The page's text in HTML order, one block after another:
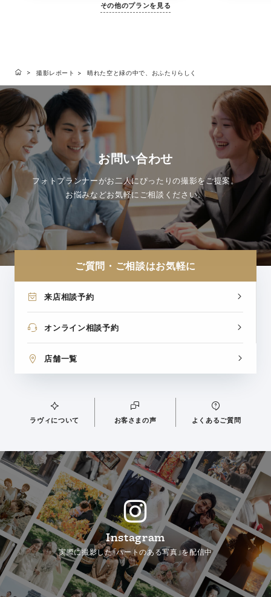
その他のプランを見る
撮影レポート 晴れた空と緑の中で、おふたりらしく
お問い合わせ
フォトプランナーがお二人にぴったりの撮影をご提案。
お悩みなどお気軽にご相談ください。
ご質問・ご相談はお気軽に
来店相談予約
オンライン相談予約
店舗一覧
ラヴィについて お客さまの声 よくあるご質問
Instagram
実際に撮影した「ハートのある写真」を配信中